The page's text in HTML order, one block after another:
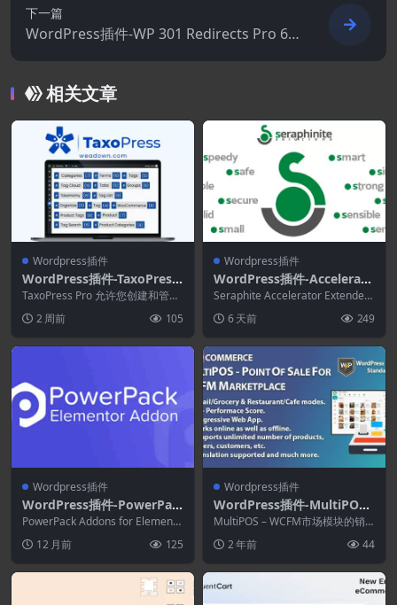
下一篇
WordPress插件-WP 301 Redirects Pro 6.2
相关文章
Wordpress插件
WordPress插件-TaxoPress
Pro 3.51.0–管理WordPress
分类法和术语
TaxoPress Pro 允许您创建和管理
2 周前 105
Wordpress插件
WordPress插件-Accelerato
r Extended for WordPress
2.29.20
Seraphite Accelerator Extended
6 天前 249
Wordpress插件
WordPress插件-PowerPac
k For Elements 2.12.10-Ele
mentor插件
PowerPack Addons for Elemento
r通过自定义小部件、功...
12 月前 125
Wordpress插件
WordPress插件-MultiPOS
2.2.0–WCFM 市场销售点.多
供应商POS系统
MultiPOS – WCFM市场模块的销
售点允许商店所有者和 wcfm 供应
商...2 年前 44